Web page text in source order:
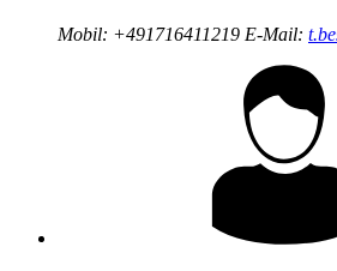
Mobil: +491716411219 E-Mail: